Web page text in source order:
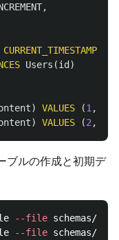
,
CURRENT_TIMESTAMP
Users (id )
) VALUES (1 ,
) VALUES (2 ,
ブルの作成と初期デ
--file
--file